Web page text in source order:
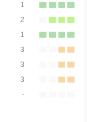
1
2
1
3
3
3
-